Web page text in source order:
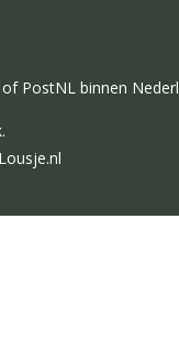
PostNL binnen